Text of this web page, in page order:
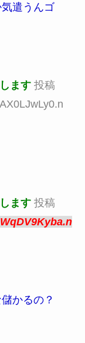
遣うんゴ
ます 投稿
ます 投稿
かるの？